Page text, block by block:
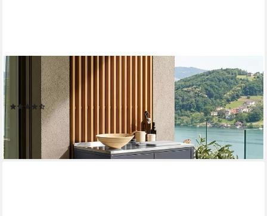
CASA.PRO
Mehrzweckschrank »Bolognano« Schrank 92x80x50 cm mit 2
(9)
164,99 € UVP199,99 €
lieferbar - in 4-5 Werktagen bei dir